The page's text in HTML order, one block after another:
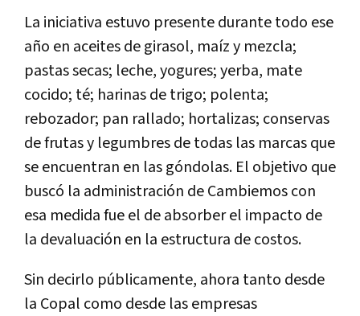
La iniciativa estuvo presente durante todo ese
año en aceites de girasol, maíz y mezcla;
pastas secas; leche, yogures; yerba, mate
cocido; té; harinas de trigo; polenta;
rebozador; pan rallado; hortalizas; conservas
de frutas y legumbres de todas las marcas que
se encuentran en las góndolas. El objetivo que
buscó la administración de Cambiemos con
esa medida fue el de absorber el impacto de
la devaluación en la estructura de costos.
Sin decirlo públicamente, ahora tanto desde
la Copal como desde las empresas